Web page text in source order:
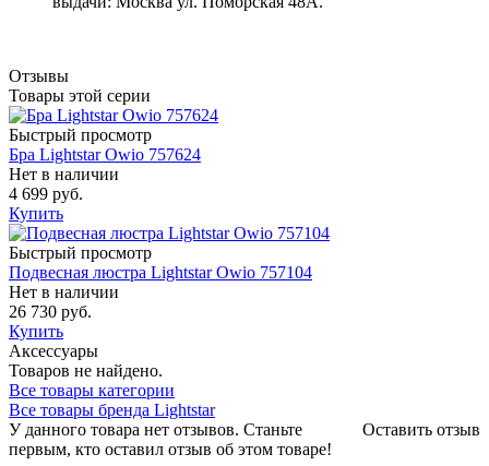
Отзывы
Товары этой серии
Быстрый просмотр
Бра Lightstar Owio 757624
Нет в наличии
4 699 руб.
Купить
Быстрый просмотр
Подвесная люстра Lightstar Owio 757104
Нет в наличии
26 730 руб.
Купить
Аксессуары
Товаров не найдено.
Все товары категории
Все товары бренда Lightstar
Оставить отзыв
У данного товара нет отзывов. Станьте
первым, кто оставил отзыв об этом товаре!